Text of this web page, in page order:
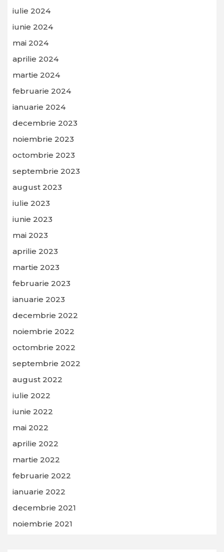
iulie 2024
iunie 2024
mai 2024
aprilie 2024
martie 2024
februarie 2024
ianuarie 2024
decembrie 2023
noiembrie 2023
octombrie 2023
septembrie 2023
august 2023
iulie 2023
iunie 2023
mai 2023
aprilie 2023
martie 2023
februarie 2023
ianuarie 2023
decembrie 2022
noiembrie 2022
octombrie 2022
septembrie 2022
august 2022
iulie 2022
iunie 2022
mai 2022
aprilie 2022
martie 2022
februarie 2022
ianuarie 2022
decembrie 2021
noiembrie 2021